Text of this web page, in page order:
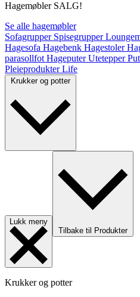
Hagemøbler SALG!
Se alle hagemøbler
Sofagrupper Spisegrupper
Hagesofa Hagebenk Hagestoler
parasollfot HageputerUtetepper
PleieprodukterLife
Krukker og potter
Lukk meny
Tilbake til Produkter
Krukker og potter